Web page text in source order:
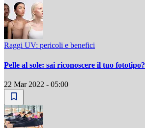
Raggi UV: pericoli e benefici
Pelle al sole: sai riconoscere il tuo fototipo?
22 Mar 2022 - 05:00